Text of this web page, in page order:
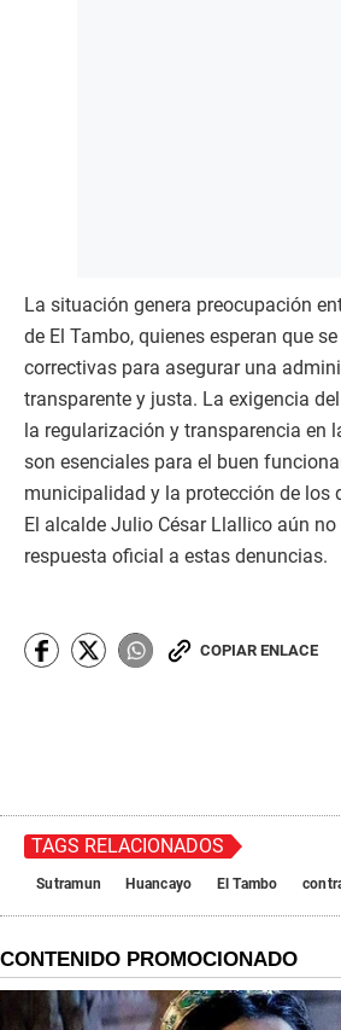
La situación genera preocupación
de El Tambo, quienes esperan que
correctivas para asegurar una
transparente y justa. La exigencia
la regularización y transparencia en
son esenciales para el buen
municipalidad y la protección de los
El alcalde Julio César Llallico aún
respuesta oficial a estas denuncias.
COPIAR ENLACE
TAGS RELACIONADOS
Sutramun Huancayo El Tambo